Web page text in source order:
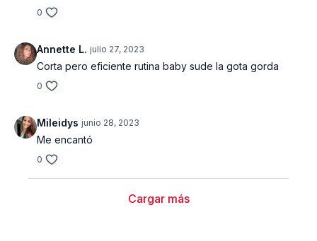
0
Annette L. julio 27, 2023
Corta pero eficiente rutina baby sude la gota gorda
0
Mileidys junio 28, 2023
Me encantó
0
Cargar más